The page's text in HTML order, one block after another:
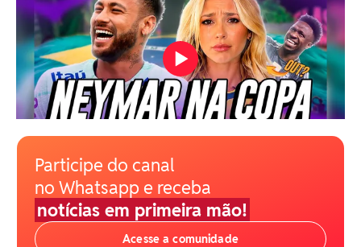
Participe do canal
no Whatsapp e receba
notícias em primeira mão!
Acesse a comunidade